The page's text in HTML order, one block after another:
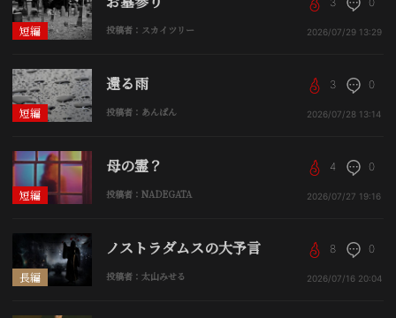
短編 投稿者：スカイツリー 2026/07/29 13:29
短編
還る雨
投稿者：あんぱん
3 0
2026/07/28 13:14
短編
母の霊？
投稿者：NADEGATA
4 0
2026/07/27 19:16
長編
ノストラダムスの大予言
投稿者：太山みせる
8 0
2026/07/16 20:04